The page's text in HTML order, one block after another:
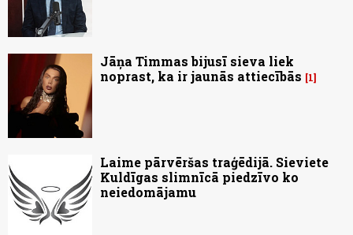
Jāņa Timmas bijusī sieva liek
noprast, ka ir jaunās attiecībās
1
Laime pārvēršas traģēdijā. Sieviete
Kuldīgas slimnīcā piedzīvo ko
neiedomājamu